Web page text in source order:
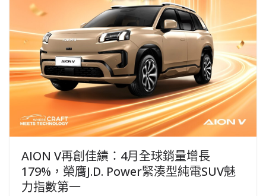
AION V再創佳績：4月全球銷量增長
179%，榮膺J.D. Power緊湊型純電SUV魅
力指數第一